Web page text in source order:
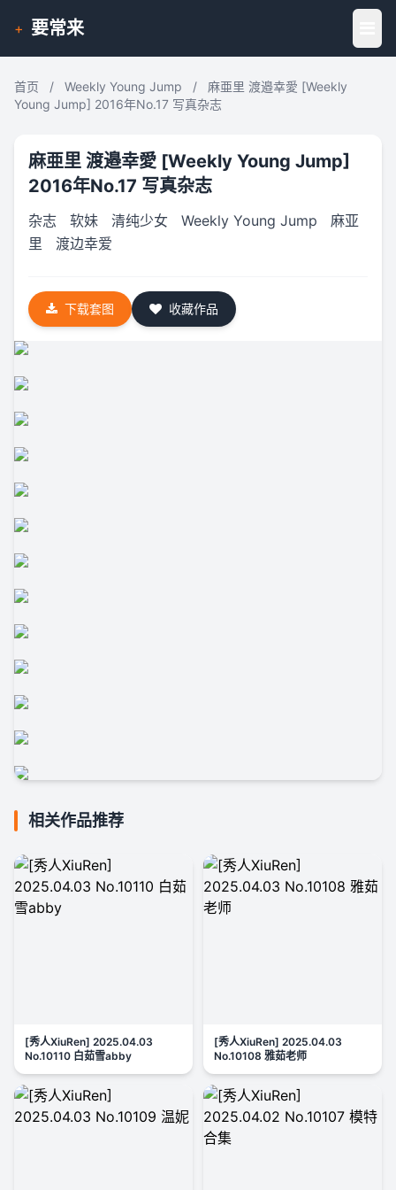
+ 要常来
首页 / Weekly Young Jump /
麻亜里 渡邉幸愛 [Weekly
Young Jump] 2016年No.17 写真杂志
麻亜里 渡邉幸愛 [Weekly Young Jump]
2016年No.17 写真杂志
杂志 软妹 清纯少女 Weekly Young Jump
麻亚
里
渡边幸爱
下载套图 收藏作品
相关作品推荐
[秀人XiuRen] 2025.04.03
No.10110 白茹雪abby
[秀人XiuRen] 2025.04.03
No.10108 雅茹老师